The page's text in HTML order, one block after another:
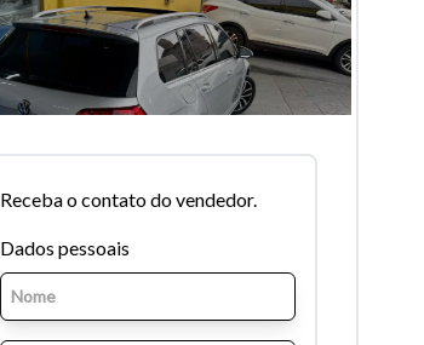
Receba o contato do vendedor.
Dados pessoais